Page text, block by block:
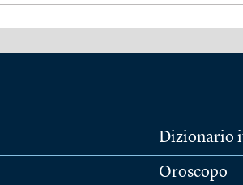
Dizionario
Oroscopo